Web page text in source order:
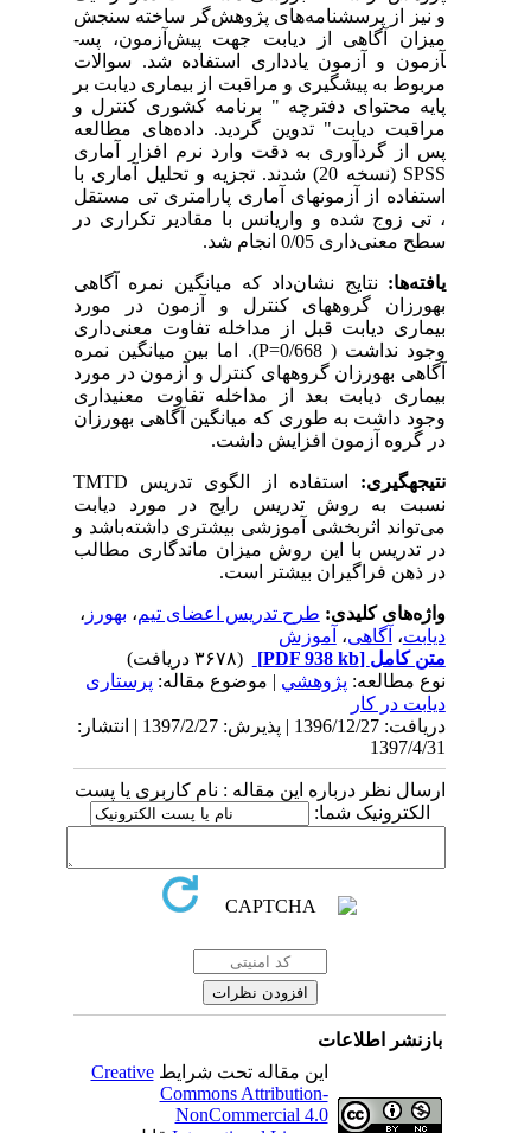
و نیز از پرسشنامه‌های‌ پژوهش‌گر ساخته سنجش
میزان آگاهی از دیابت جهت پیش‌آزمون، پس­
آزمون و آزمون یادداری استفاده شد. سوالات
مربوط به پیشگیری و مراقبت از بیماری دیابت بر
پایه محتوای دفترچه " برنامه کشوری کنترل و
مراقبت دیابت" تدوین گردید. دادههای مطالعه
پس از گردآوری به دقت وارد نرم افزار آماری
SPSS
(نسخه 20) شدند. تجزیه و تحلیل آماری با
استفاده از آزمون­های آماری پارامتری تی مستقل
، تی زوج شده و واریانس با مقادیر تکراری در
سطح معنی‌داری 0/05 انجام شد.
یافته‌ها:نتایج نشان‌داد که میانگین نمره آگاهی
بهورزان گروه­های کنترل و آزمون در مورد
بیماری دیابت قبل از مداخله تفاوت معنی‌داری
وجود نداشت ( 0/668=
P). اما بین میانگین نمره
آگاهی بهورزان گروه­های کنترل و آزمون در مورد
بیماری دیابت بعد از مداخله تفاوت معنی­داری
وجود داشت به ‌طوری که میانگین آگاهی بهورزان
در گروه آزمون افزایش داشت.
نتیجه­گیری:استفاده از الگوی تدریس TMTD
نسبت به روش تدریس رایج در مورد دیابت
می‌تواند اثربخشی آموزشی بیشتری داشته‌باشد و
در تدریس با این روش میزان ماندگاری مطالب
در ذهن فراگیران بیشتر است.
واژه‌های کلیدی:طرح تدریس اعضای تیم،بهورز ،
دیابت،آگاهی،آموزش
متن کامل[PDF 938 kb]
نوع مطالعه:پژوهشي| موضوع مقاله:پرستاری
دیابت در کار
دریافت: 1396/12/27 | پذیرش: 1397/2/27 | انتشار:
1397/4/31
ارسال نظر درباره این مقاله : نام کاربری یا پست
الکترونیک شما:
بازنشر اطلاعات
این مقاله تحت شرایطCreative
Commons Attribution-
NonCommercial 4.0